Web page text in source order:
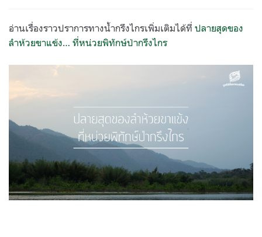
อ่านเรื่องราวปราการทางน้ำกรึงไกรเพิ่มเติมได้ที่ ปลายสุดของ
ลำห้วยขาแข้ง… ที่หน่วยพิทักษ์ป่ากรึงไกร